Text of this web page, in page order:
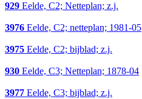
929 Eelde, C2; Netteplan; z.j.
3976 Eelde, C2; netteplan; 1981-05
3975 Eelde, C2; bijblad; z.j.
930 Eelde, C3; Netteplan; 1878-04
3977 Eelde, C3; bijblad; z.j.